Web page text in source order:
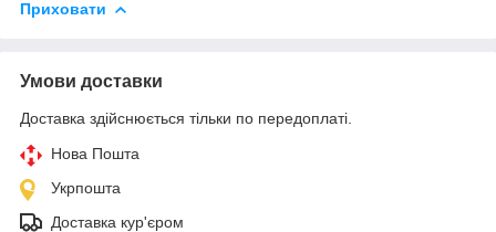
Приховати
Умови доставки
Доставка здійснюється тільки по передоплаті.
Нова Пошта
Укрпошта
Доставка кур'єром